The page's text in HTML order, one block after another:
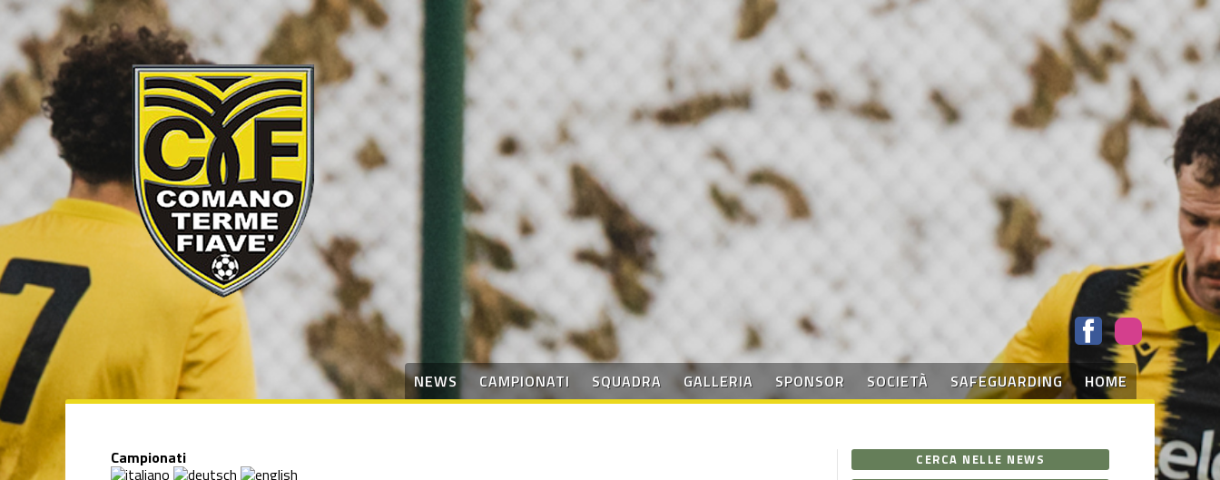
NEWS CAMPIONATI SQUADRA GALLERIA SPONSOR SOCIETÀ SAFEGUARDING HOME
Campionati
CERCA NELLE NEWS